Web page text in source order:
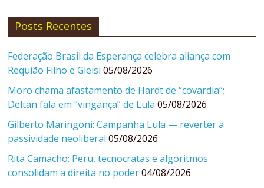
Posts Recentes
Federação Brasil da Esperança celebra aliança com
Requião Filho e Gleisi 05/08/2026
Moro chama afastamento de Hardt de “covardia”;
Deltan fala em “vingança” de Lula 05/08/2026
Gilberto Maringoni: Campanha Lula — reverter a
passividade neoliberal 05/08/2026
Rita Camacho: Peru, tecnocratas e algoritmos
consolidam a direita no poder 04/08/2026